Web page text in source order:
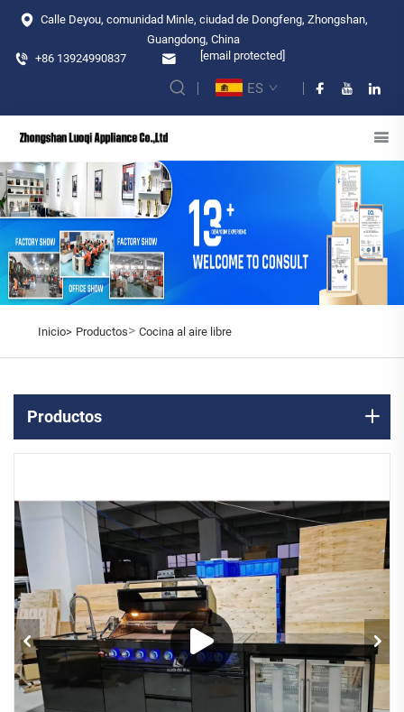
Calle Deyou, comunidad Minle, ciudad de Dongfeng, Zhongshan,
Guangdong, China
+86 13924990837
[email protected]
ES
Inicio> Productos> Cocina al aire libre
Productos